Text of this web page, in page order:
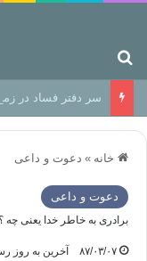
سر دفتر فساد در
خانه » دعوت و داعی
دعوت و داعی
برادری به خاطر خدا یعنی چه
۸۷/۰۳/۰۷ آخرین به روز رسانی: